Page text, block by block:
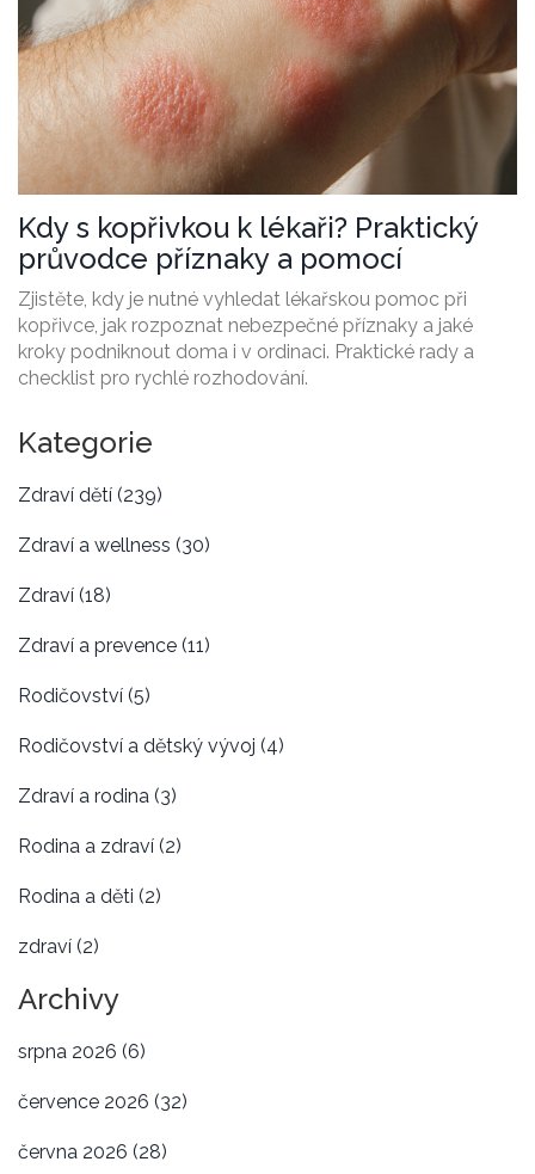
Kdy s kopřivkou k lékaři? Praktický
průvodce příznaky a pomocí
Zjistěte, kdy je nutné vyhledat lékařskou pomoc při
kopřivce, jak rozpoznat nebezpečné příznaky a jaké
kroky podniknout doma i v ordinaci. Praktické rady a
checklist pro rychlé rozhodování.
Kategorie
Zdraví dětí (239)
Zdraví a wellness (30)
Zdraví (18)
Zdraví a prevence (11)
Rodičovství (5)
Rodičovství a dětský vývoj (4)
Zdraví a rodina (3)
Rodina a zdraví (2)
Rodina a děti (2)
zdraví (2)
Archivy
srpna 2026 (6)
července 2026 (32)
června 2026 (28)